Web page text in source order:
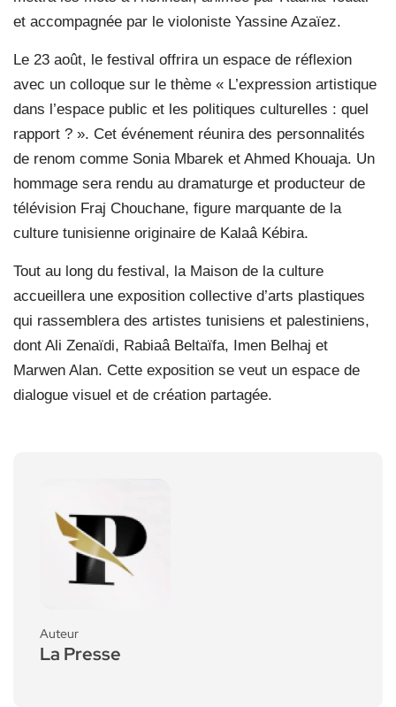
et accompagnée par le violoniste Yassine Azaïez.
Le 23 août, le festival offrira un espace de réflexion
avec un colloque sur le thème « L’expression artistique
dans l’espace public et les politiques culturelles : quel
rapport ? ». Cet événement réunira des personnalités
de renom comme Sonia Mbarek et Ahmed Khouaja. Un
hommage sera rendu au dramaturge et producteur de
télévision Fraj Chouchane, figure marquante de la
culture tunisienne originaire de Kalaâ Kébira.
Tout au long du festival, la Maison de la culture
accueillera une exposition collective d’arts plastiques
qui rassemblera des artistes tunisiens et palestiniens,
dont Ali Zenaïdi, Rabiaâ Beltaïfa, Imen Belhaj et
Marwen Alan. Cette exposition se veut un espace de
dialogue visuel et de création partagée.
Auteur
La Presse